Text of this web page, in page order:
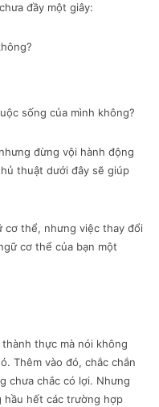
đầy một giây:
sống của mình không?
đừng vội hành động
thuật dưới đây sẽ giúp
cơ thể, nhưng việc thay đổi
cơ thể của bạn một
thực mà nói không
Thêm vào đó, chắc chắn
chưa chắc có lợi. Nhưng
hết các trường hợp